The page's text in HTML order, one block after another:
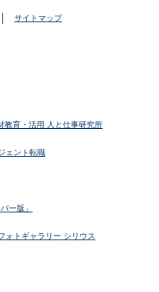
サイトマップ
教育・活用 人と仕事研究所
ェント転職
ー版」
ォトギャラリー シリウス